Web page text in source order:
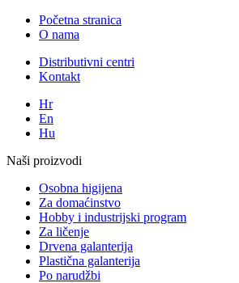
Početna stranica
O nama
Distributivni centri
Kontakt
Hr
En
Hu
Naši proizvodi
Osobna higijena
Za domaćinstvo
Hobby i industrijski program
Za ličenje
Drvena galanterija
Plastična galanterija
Po narudžbi